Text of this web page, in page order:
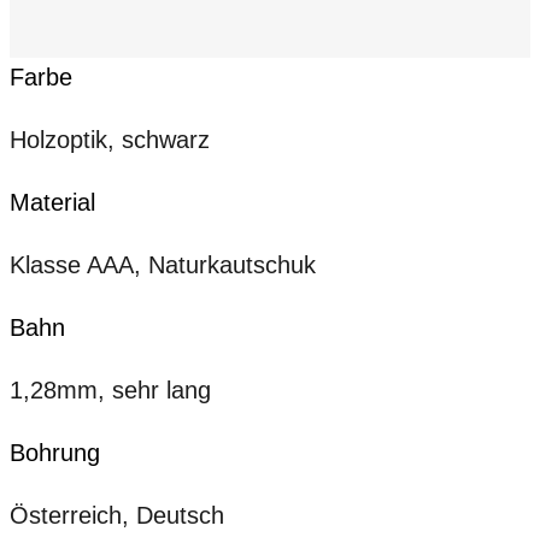
Farbe
Holzoptik, schwarz
Material
Klasse AAA, Naturkautschuk
Bahn
1,28mm, sehr lang
Bohrung
Österreich, Deutsch